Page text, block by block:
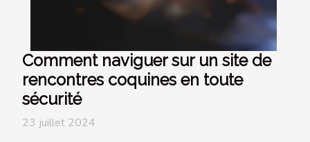
Comment naviguer sur un site de
rencontres coquines en toute
sécurité
23 juillet 2024